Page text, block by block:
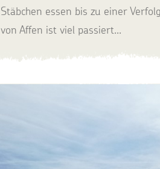
Stäbchen essen bis zu einer
von Affen ist viel passiert...